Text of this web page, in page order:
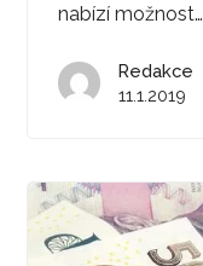
nabízí možnost…
Redakce
11.1.2019